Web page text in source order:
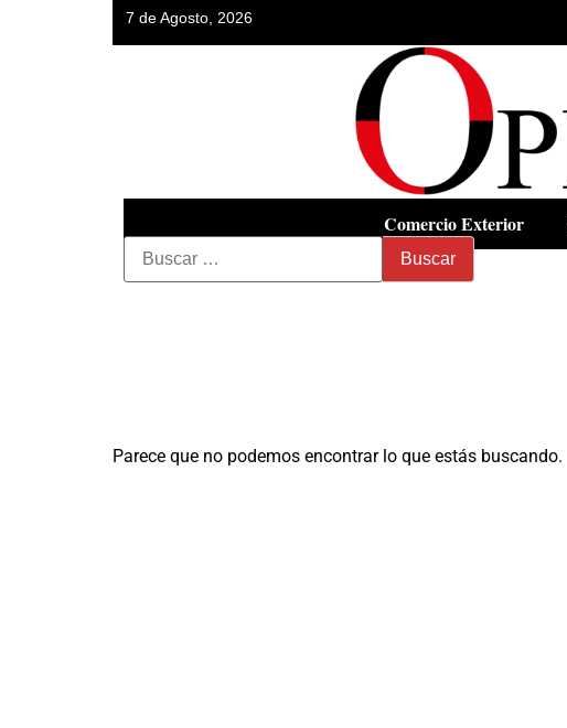
7 de Agosto, 2026
Comercio Exterior
Parece que no podemos encontrar lo que estás buscando.